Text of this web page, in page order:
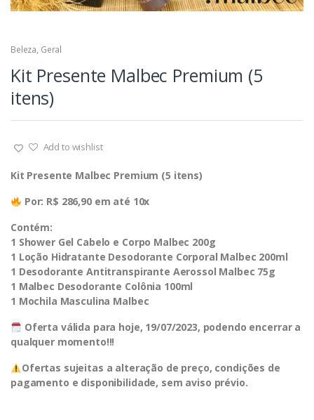
Beleza, Geral
Kit Presente Malbec Premium (5
itens)
Add to wishlist
Kit Presente Malbec Premium (5 itens)
Por: R$ 286,90 em até 10x
Contém:
1 Shower Gel Cabelo e Corpo Malbec 200g
1 Loção Hidratante Desodorante Corporal Malbec 200ml
1 Desodorante Antitranspirante Aerossol Malbec 75g
1 Malbec Desodorante Colônia 100ml
1 Mochila Masculina Malbec
Oferta válida para hoje, 19/07/2023, podendo encerrar a
qualquer momento!!!
Ofertas sujeitas a alteração de preço, condições de
pagamento e disponibilidade, sem aviso prévio.